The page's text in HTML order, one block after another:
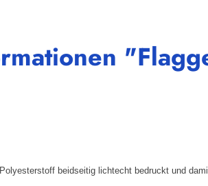
beidseitig lichtecht bedruckt und